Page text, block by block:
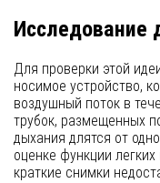
Исследование
Для проверки этой
носимое устройство,
воздушный поток в
трубок, размещенных
дыхания длятся от
оценке функции
краткие снимки